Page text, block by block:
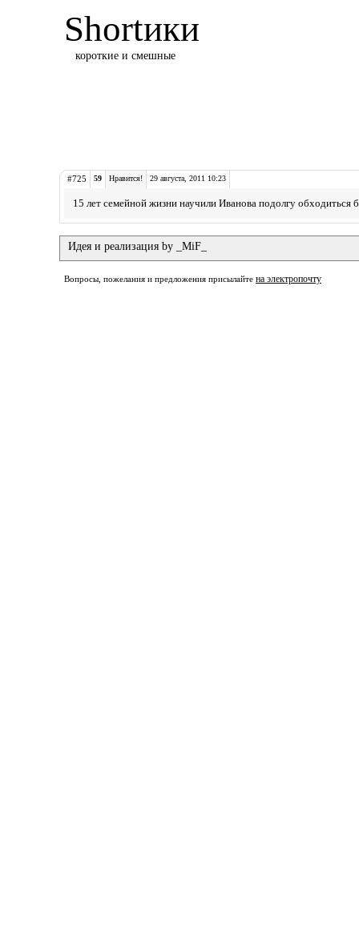
Shortики
короткие и смешные
#725 59 Нравится! 29 августа, 2011 10:23
15 лет семейной жизни научили Иванова подолгу обходиться
Идея и реализация by _MiF_
Вопросы, пожелания и предложения присылайте на электропочту